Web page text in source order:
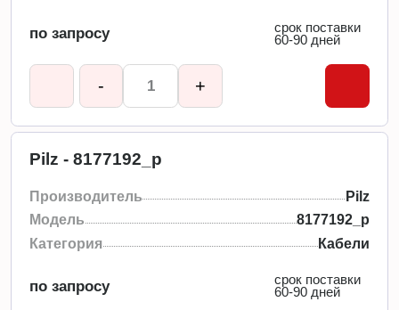
по запросу
срок поставки
60-90 дней
- +
Pilz - 8177192_p
Производитель
Pilz
Модель
8177192_p
Категория
Кабели
по запросу
срок поставки
60-90 дней